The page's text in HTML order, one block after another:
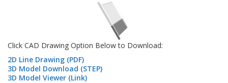
Click CAD Drawing Option Below to Download:
2D Line Drawing (PDF)
3D Model Download (STEP)
3D Model Viewer (Link)